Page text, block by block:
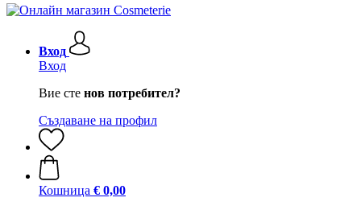
Вход
Вход
Вие сте нов потребител?
Създаване на профил
Кошница € 0,00